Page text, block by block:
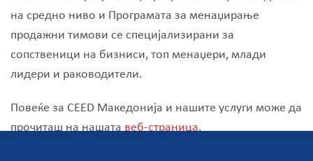
на средно ниво и Програмата за менаџирање
продажни тимови се специјализирани за
сопственици на бизниси, топ менаџери, млади
лидери и раководители.
Повеќе за CEED Македонија и нашите услуги може да
прочиташ на нашатавеб-страница.